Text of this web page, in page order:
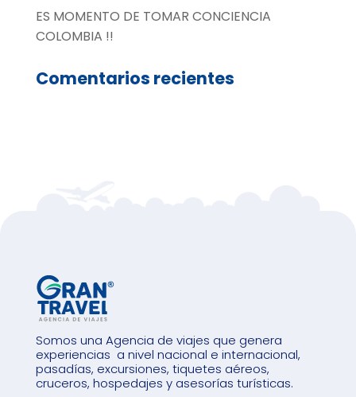
ES MOMENTO DE TOMAR CONCIENCIA
COLOMBIA !!
Comentarios recientes
Somos una Agencia de viajes que genera
experiencias a nivel nacional e internacional,
pasadías, excursiones, tiquetes aéreos,
cruceros, hospedajes y asesorías turísticas.